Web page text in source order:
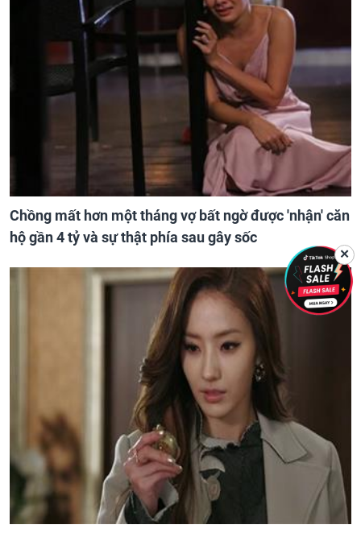
Chồng mất hơn một tháng vợ bất ngờ được 'nhận' căn
hộ gần 4 tỷ và sự thật phía sau gây sốc
✕